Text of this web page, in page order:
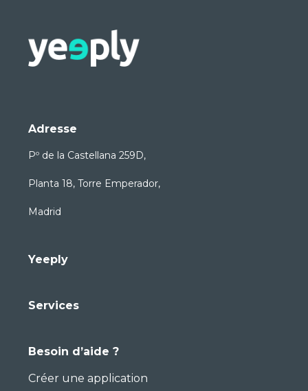
Adresse
Pº de la Castellana 259D,
Planta 18, Torre Emperador,
Madrid
Yeeply
Services
Besoin d’aide ?
Créer une application